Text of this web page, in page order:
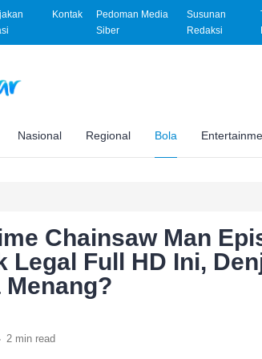
Kontak
Pedoman Media
Siber
Susunan
Redaksi
Nasional Regional Bola
Chainsaw Man
Legal Full HD Ini,
Menang?
2 min read